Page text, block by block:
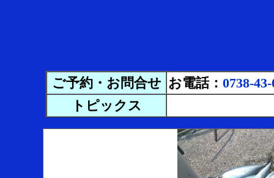
ご予約・お問合せ お電話： 0738-
トピックス